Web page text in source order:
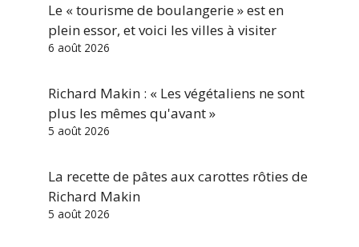
Le « tourisme de boulangerie » est en
plein essor, et voici les villes à visiter
6 août 2026
Richard Makin : « Les végétaliens ne sont
plus les mêmes qu'avant »
5 août 2026
La recette de pâtes aux carottes rôties de
Richard Makin
5 août 2026